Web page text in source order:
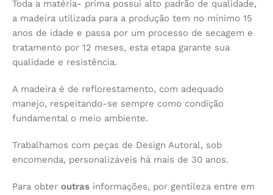
Toda a matéria- prima possui alto padrão de qualidade,
a madeira utilizada para a produção tem no mínimo 15
anos de idade e passa por um processo de secagem e
tratamento por 12 meses, esta etapa garante sua
qualidade e resistência.
A madeira é de reflorestamento, com adequado
manejo, respeitando-se sempre como condição
fundamental o meio ambiente.
Trabalhamos com peças de Design Autoral, sob
encomenda, personalizáveis há mais de 30 anos.
Para obter outras informações, por gentileza entre em